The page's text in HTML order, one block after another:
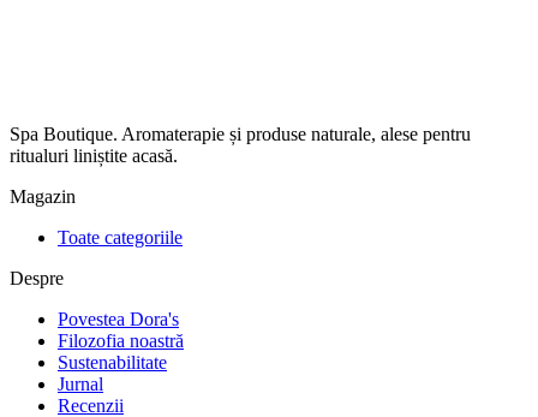
Spa Boutique. Aromaterapie și produse naturale, alese pentru
ritualuri liniștite acasă.
Magazin
Toate categoriile
Despre
Povestea Dora's
Filozofia noastră
Sustenabilitate
Jurnal
Recenzii